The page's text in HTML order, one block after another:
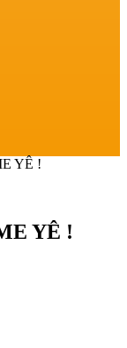
YÊ !
YÊ !